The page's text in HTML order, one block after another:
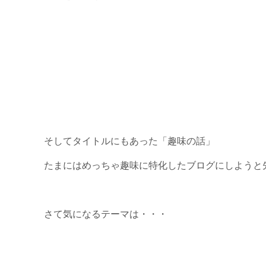
そしてタイトルにもあった「趣味の話」
たまにはめっちゃ趣味に特化したブログにしようと
さて気になるテーマは・・・